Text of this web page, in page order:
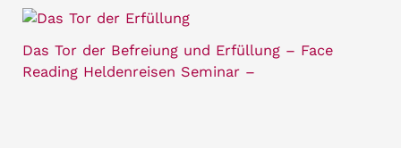
Das Tor der Befreiung und Erfüllung – Face
Reading Heldenreisen Seminar –